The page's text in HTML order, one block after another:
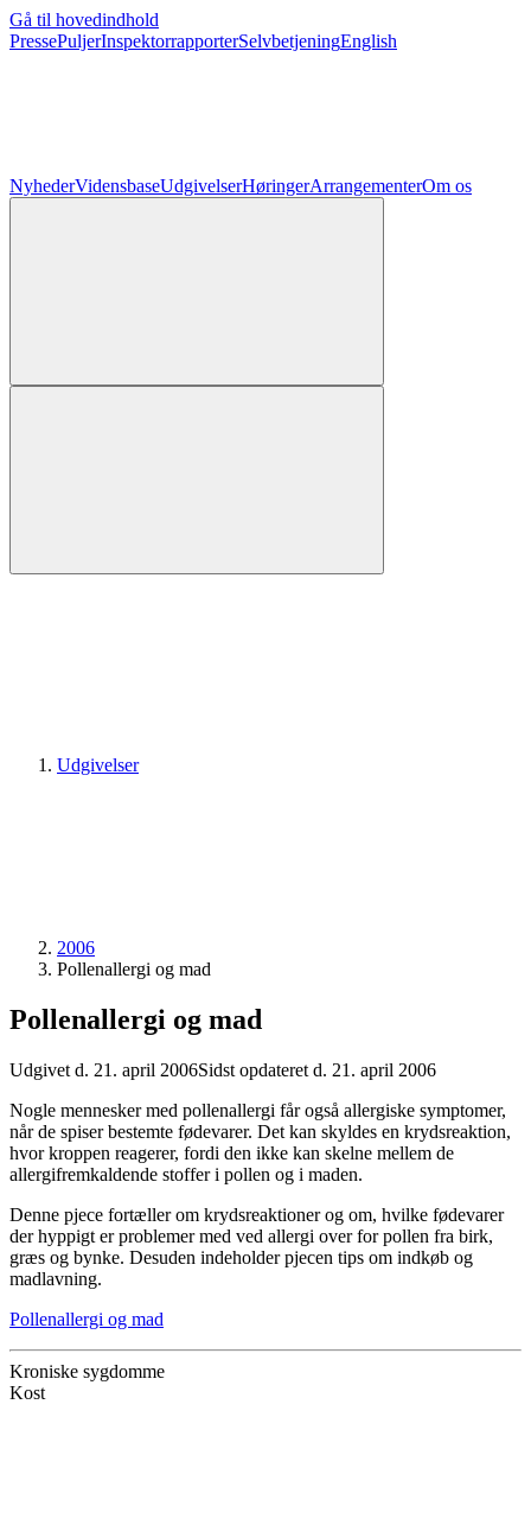
Gå til hovedindhold
PressePuljerInspektorrapporterSelvbetjeningEnglish
NyhederVidensbaseUdgivelserHøringerArrangementerOm os
Udgivelser
2006
Pollenallergi og mad
Pollenallergi og mad
Udgivet d. 21. april 2006Sidst opdateret d. 21. april 2006
Nogle mennesker med pollenallergi får også allergiske symptomer,
når de spiser bestemte fødevarer. Det kan skyldes en krydsreaktion,
hvor kroppen reagerer, fordi den ikke kan skelne mellem de
allergifremkaldende stoffer i pollen og i maden.
Denne pjece fortæller om krydsreaktioner og om, hvilke fødevarer
der hyppigt er problemer med ved allergi over for pollen fra birk,
græs og bynke. Desuden indeholder pjecen tips om indkøb og
madlavning.
Pollenallergi og mad
Kroniske sygdomme
Kost